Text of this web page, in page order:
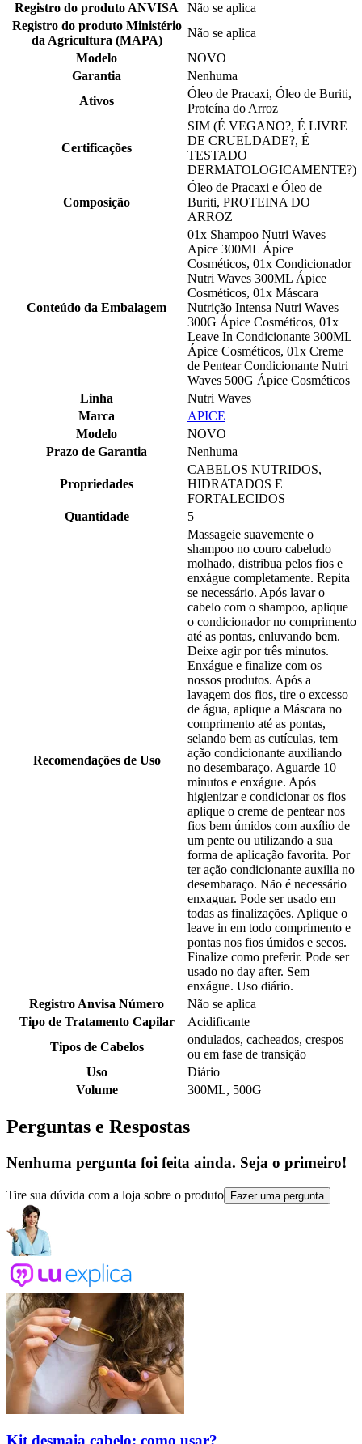
Registro do produto ANVISA
Não se aplica
Registro do produto Ministério
da Agricultura (MAPA)
Não se aplica
Modelo
NOVO
Garantia
Nenhuma
Ativos
Óleo de Pracaxi, Óleo de Buriti,
Proteína do Arroz
Certificações
SIM (É VEGANO?, É LIVRE
DE CRUELDADE?, É
TESTADO
DERMATOLOGICAMENTE?)
Composição
Óleo de Pracaxi e Óleo de
Buriti, PROTEINA DO
ARROZ
Conteúdo da Embalagem
01x Shampoo Nutri Waves
Apice 300ML Ápice
Cosméticos, 01x Condicionador
Nutri Waves 300ML Ápice
Cosméticos, 01x Máscara
Nutrição Intensa Nutri Waves
300G Ápice Cosméticos, 01x
Leave In Condicionante 300ML
Ápice Cosméticos, 01x Creme
de Pentear Condicionante Nutri
Waves 500G Ápice Cosméticos
Linha
Nutri Waves
Marca
APICE
Modelo
NOVO
Prazo de Garantia
Nenhuma
Propriedades
CABELOS NUTRIDOS,
HIDRATADOS E
FORTALECIDOS
Quantidade
5
Recomendações de Uso
Massageie suavemente o
shampoo no couro cabeludo
molhado, distribua pelos fios e
enxágue completamente. Repita
se necessário. Após lavar o
cabelo com o shampoo, aplique
o condicionador no comprimento
até as pontas, enluvando bem.
Deixe agir por três minutos.
Enxágue e finalize com os
nossos produtos. Após a
lavagem dos fios, tire o excesso
de água, aplique a Máscara no
comprimento até as pontas,
selando bem as cutículas, tem
ação condicionante auxiliando
no desembaraço. Aguarde 10
minutos e enxágue. Após
higienizar e condicionar os fios
aplique o creme de pentear nos
fios bem úmidos com auxílio de
um pente ou utilizando a sua
forma de aplicação favorita. Por
ter ação condicionante auxilia no
desembaraço. Não é necessário
enxaguar. Pode ser usado em
todas as finalizações. Aplique o
leave in em todo comprimento e
pontas nos fios úmidos e secos.
Finalize como preferir. Pode ser
usado no day after. Sem
enxágue. Uso diário.
Registro Anvisa Número
Não se aplica
Tipo de Tratamento Capilar
Acidificante
Tipos de Cabelos
ondulados, cacheados, crespos
ou em fase de transição
Uso
Diário
Volume
300ML, 500G
Perguntas e Respostas
Nenhuma pergunta foi feita ainda. Seja o primeiro!
Tire sua dúvida com a loja sobre o produto Fazer uma pergunta